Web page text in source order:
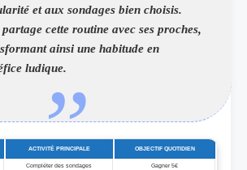
et aux sondages bien choisis.
cette routine avec ses proches,
ainsi une habitude en
ludique.
ACTIVITÉ PRINCIPALE OBJECTIF QUOTIDIEN
Compléter des sondages Gagner 5€